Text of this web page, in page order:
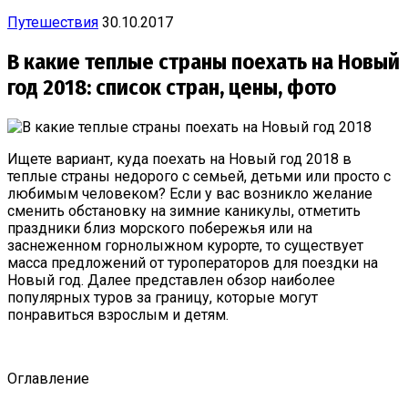
Путешествия 30.10.2017
В какие теплые страны поехать на Новый
год 2018: список стран, цены, фото
Ищете вариант, куда поехать на Новый год 2018 в
теплые страны недорого с семьей, детьми или просто с
любимым человеком? Если у вас возникло желание
сменить обстановку на зимние каникулы, отметить
праздники близ морского побережья или на
заснеженном горнолыжном курорте, то существует
масса предложений от туроператоров для поездки на
Новый год. Далее представлен обзор наиболее
популярных туров за границу, которые могут
понравиться взрослым и детям.
Оглавление